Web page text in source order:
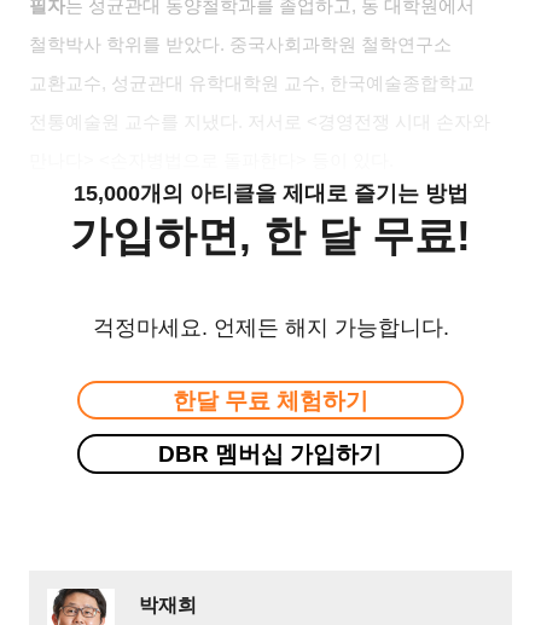
필자는 성균관대 동양철학과를 졸업하고, 동 대학원에서
철학박사 학위를 받았다. 중국사회과학원 철학연구소
교환교수, 성균관대 유학대학원 교수, 한국예술종합학교
전통예술원 교수를 지냈다
저서로 <
경영전쟁 시대 손자와
15,000개의 아티클을 제대로 즐기는 방법
가입하면, 한 달 무료!
걱정마세요. 언제든 해지 가능합니다.
한달 무료 체험하기
DBR 멤버십 가입하기
박재희